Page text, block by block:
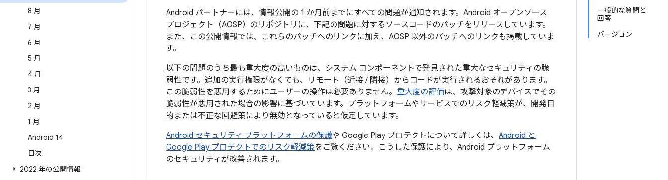
8 月
7 月
6 月
5 月
4 月
3 月
2 月
1 月
Android 14
目次
2022 年の公開情報
一般的な質問と
回答
バージョン
Android パートナーには、情報公開の 1 か月前までにすべての問題が通知されます。Android オープンソース
プロジェクト（AOSP）のリポジトリに、下記の問題に対するソースコードのパッチをリリースしています。
また、この公開情報では、これらのパッチへのリンクに加え、AOSP 以外のパッチへのリンクも掲載していま
す。
以下の問題のうち最も重大度の高いものは、システム コンポーネントで発見された重大なセキュリティの脆
弱性です。追加の実行権限がなくても、リモート（近接 / 隣接）からコードが実行されるおそれがあります。
この脆弱性を悪用するためにユーザーの操作は必要ありません。 重大度の評価は、攻撃対象のデバイスでその
脆弱性が悪用された場合の影響に基づいています。プラットフォームやサービスでのリスク軽減策が、開発目
的または不正な回避策により無効となっていると仮定しています。
Android セキュリティ プラットフォームの保護や Google Play プロテクトについて詳しくは、 Android と
Google Play プロテクトでのリスク軽減策をご覧ください。こうした保護により、Android プラットフォーム
のセキュリティが改善されます。